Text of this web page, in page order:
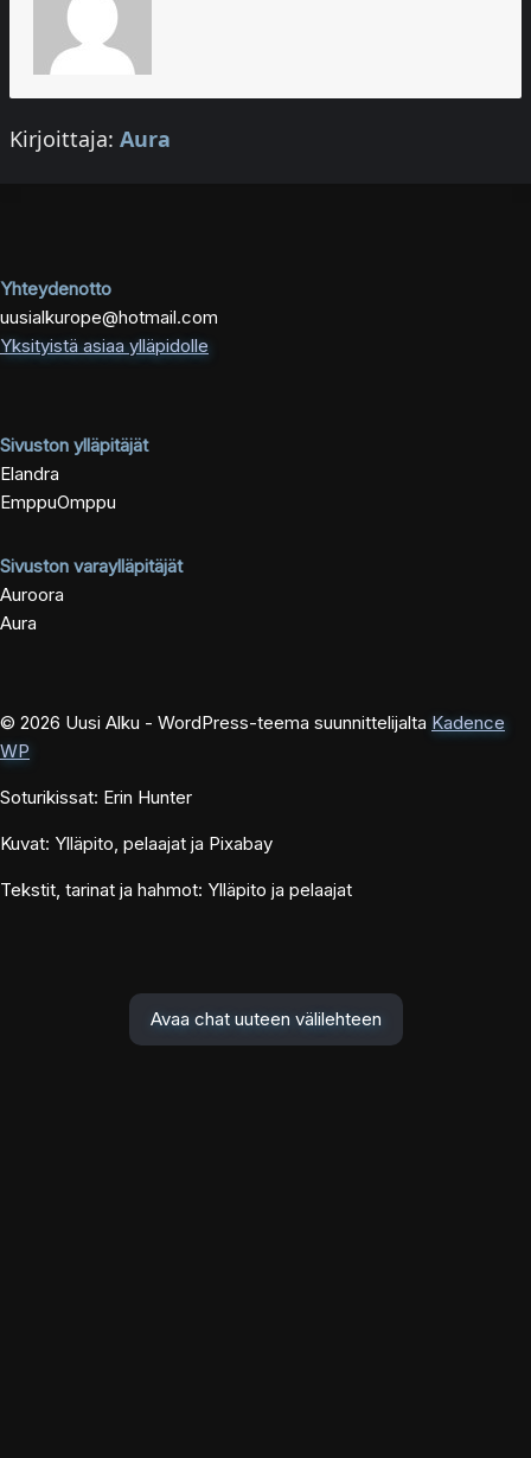
Kirjoittaja: Aura
Yhteydenotto
uusialkurope@hotmail.com
Yksityistä asiaa ylläpidolle
Sivuston ylläpitäjät
Elandra
EmppuOmppu
Sivuston varaylläpitäjät
Auroora
Aura
© 2026 Uusi Alku - WordPress-teema suunnittelijalta Kadence
WP
Soturikissat: Erin Hunter
Kuvat: Ylläpito, pelaajat ja Pixabay
Tekstit, tarinat ja hahmot: Ylläpito ja pelaajat
Avaa chat uuteen välilehteen